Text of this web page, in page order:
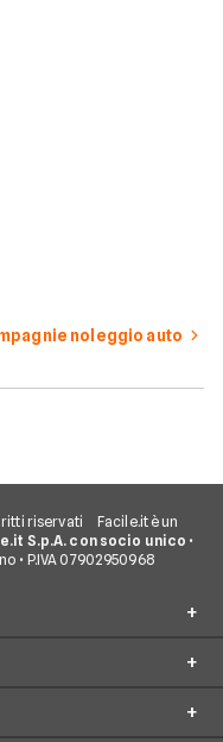
noleggio auto
riservati
Facile.it è un
S.p.A. con socio unico •
• P.IVA 07902950968